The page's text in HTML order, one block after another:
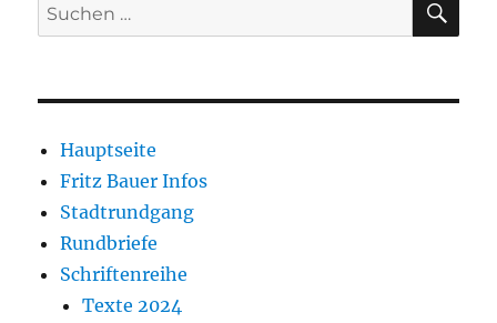
nach:
Hauptseite
Fritz Bauer Infos
Stadtrundgang
Rundbriefe
Schriftenreihe
Texte 2024